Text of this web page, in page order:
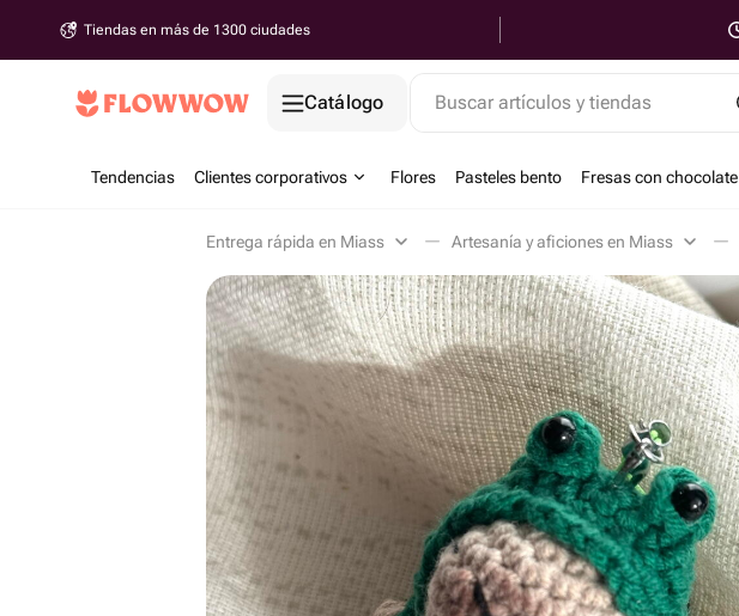
Tiendas en más de 1300 ciudades
Catálogo Buscar artículos y tiendas
Tendencias Clientes corporativos Flores Pasteles bento Fresas con chocolate
Entrega rápida en Miass Artesanía y aficiones en Miass